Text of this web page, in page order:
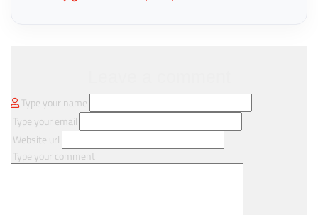
Type your name
Type your email
Website url
Type your comment